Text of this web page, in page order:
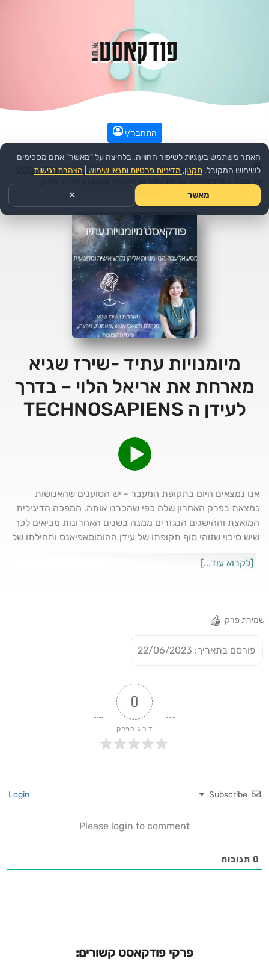
התחבר/י
עמוד הבית >> עסקים >>הפודקאסט: מיומנויות עתיד - מסע
אל עבר המיומנויות אליהן נידרש אישית ומקצועית >>פרק
מיומנויות עתיד -שירז שגיא
מארחת את אריאל הלוי – בדרך
לעידן ה TECHNOSAPIENS
אנו נמצאים היום בתקופת המעבר - יש הטוענים שהאנושות
נמצאת בפרק האחרון שלה כפי שהכרנו אותה. המפכה הדיגילית
המואצת וההישגים הנגזרים ממנה בשנים האחרונות מביאים לכך
שיש סיכוי שזוהי סוף תקופתו של עידן ההומוסאפיאנס ותחילתו של
[לקרוא עוד...]
שמירת פרק
פורסם בתאריך: 22/06/2023
0
דירוג הפרק
Subscribe
Please login to comment
0 תגובות
פרקי פודקאסט קשורים:
האתר משתמש בעוגיות לשיפור החוויה. בלחיצה על "מאשר" אתם מסכימים
לשימוש המקובל. תקנון, מדיניות פרטיות ותנאי שימוש הצהרת נגישות
מאשר ✕